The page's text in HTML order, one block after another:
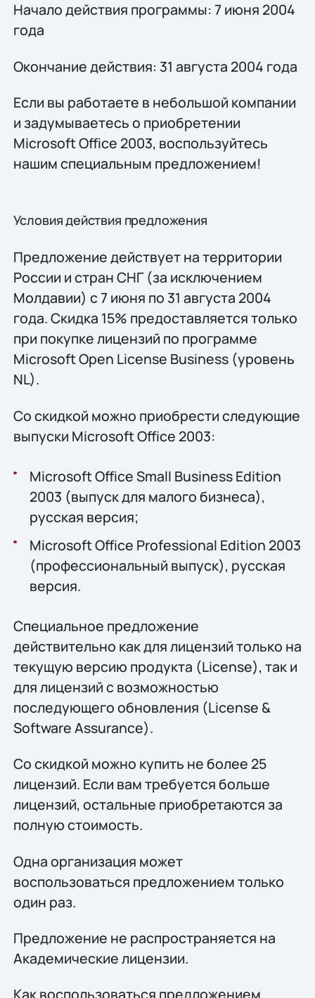
Начало действия программы: 7 июня 2004
года
Окончание действия: 31 августа 2004 года
Если вы работаете в небольшой компании
и задумываетесь о приобретении
Microsoft Office 2003, воспользуйтесь
нашим специальным предложением!
Условия действия предложения
Предложение действует на территории
России и стран СНГ (за исключением
Молдавии) с 7 июня по 31 августа 2004
года. Скидка 15% предоставляется только
при покупке лицензий по программе
Microsoft Open License Business (уровень
NL).
Со скидкой можно приобрести следующие
выпуски Microsoft Office 2003:
Microsoft Office Small Business Edition
2003 (выпуск для малого бизнеса),
русская версия;
Microsoft Office Professional Edition 2003
(профессиональный выпуск), русская
версия.
Специальное предложение
действительно как для лицензий только на
текущую версию продукта (License), так и
для лицензий с возможностью
последующего обновления (License &
Software Assurance).
Со скидкой можно купить не более 25
лицензий. Если вам требуется больше
лицензий, остальные приобретаются за
полную стоимость.
Одна организация может
воспользоваться предложением только
один раз.
Предложение не распространяется на
Академические лицензии.